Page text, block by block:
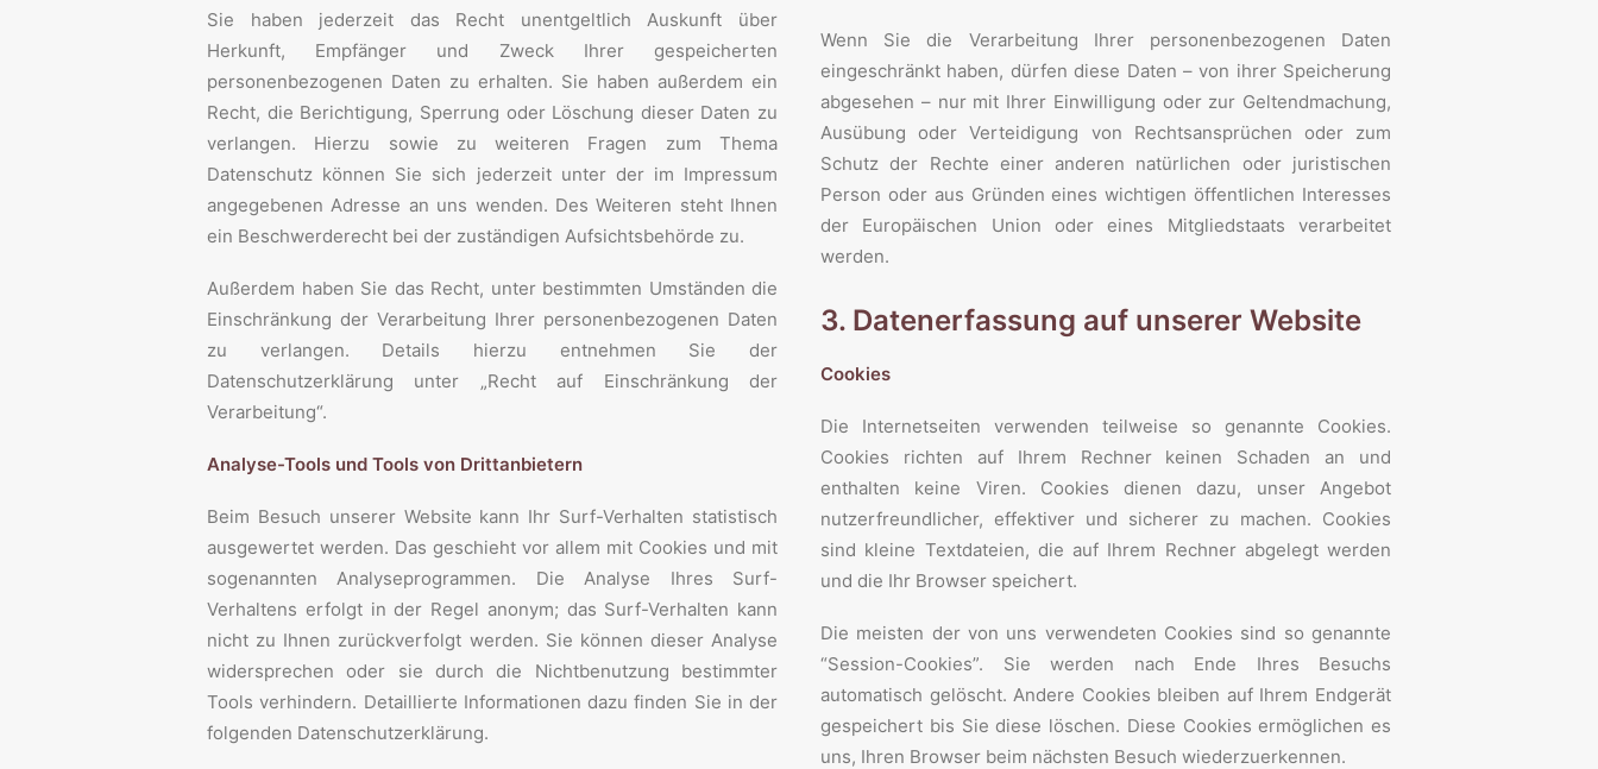
Sie haben jederzeit das Recht unentgeltlich Auskunft über
Herkunft, Empfänger und Zweck Ihrer gespeicherten
personenbezogenen Daten zu erhalten. Sie haben außerdem ein
Recht, die Berichtigung, Sperrung oder Löschung dieser Daten zu
verlangen. Hierzu sowie zu weiteren Fragen zum Thema
Datenschutz können Sie sich jederzeit unter der im Impressum
angegebenen Adresse an uns wenden. Des Weiteren steht Ihnen
ein Beschwerderecht bei der zuständigen Aufsichtsbehörde zu.
Außerdem haben Sie das Recht, unter bestimmten Umständen die
Einschränkung der Verarbeitung Ihrer personenbezogenen Daten
zu verlangen. Details hierzu entnehmen Sie der
Datenschutzerklärung unter „Recht auf Einschränkung der
Verarbeitung“.
Analyse-Tools und Tools von Drittanbietern
Beim Besuch unserer Website kann Ihr Surf-Verhalten statistisch
ausgewertet werden. Das geschieht vor allem mit Cookies und mit
sogenannten Analyseprogrammen. Die Analyse Ihres Surf-
Verhaltens erfolgt in der Regel anonym; das Surf-Verhalten kann
nicht zu Ihnen zurückverfolgt werden. Sie können dieser Analyse
widersprechen oder sie durch die Nichtbenutzung bestimmter
Tools verhindern. Detaillierte Informationen dazu finden Sie in der
folgenden Datenschutzerklärung.
Wenn Sie die Verarbeitung Ihrer personenbezogenen Daten
eingeschränkt haben, dürfen diese Daten – von ihrer Speicherung
abgesehen – nur mit Ihrer Einwilligung oder zur Geltendmachung,
Ausübung oder Verteidigung von Rechtsansprüchen oder zum
Schutz der Rechte einer anderen natürlichen oder juristischen
Person oder aus Gründen eines wichtigen öffentlichen Interesses
der Europäischen Union oder eines Mitgliedstaats verarbeitet
werden.
3. Datenerfassung auf unserer Website
Cookies
Die Internetseiten verwenden teilweise so genannte Cookies.
Cookies richten auf Ihrem Rechner keinen Schaden an und
enthalten keine Viren. Cookies dienen dazu, unser Angebot
nutzerfreundlicher, effektiver und sicherer zu machen. Cookies
sind kleine Textdateien, die auf Ihrem Rechner abgelegt werden
und die Ihr Browser speichert.
Die meisten der von uns verwendeten Cookies sind so genannte
“Session-Cookies”. Sie werden nach Ende Ihres Besuchs
automatisch gelöscht. Andere Cookies bleiben auf Ihrem Endgerät
gespeichert bis Sie diese löschen. Diese Cookies ermöglichen es
uns, Ihren Browser beim nächsten Besuch wiederzuerkennen.